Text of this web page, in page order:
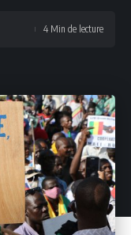
4 Min de lecture